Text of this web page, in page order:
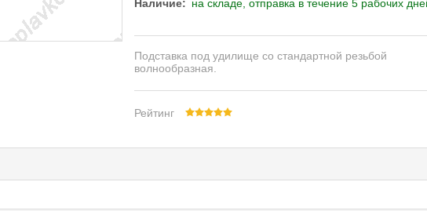
Наличие: на складе, отправка в течение 5 рабочих
Подставка под удилище со стандартной резьбой
волнообразная.
Рейтинг